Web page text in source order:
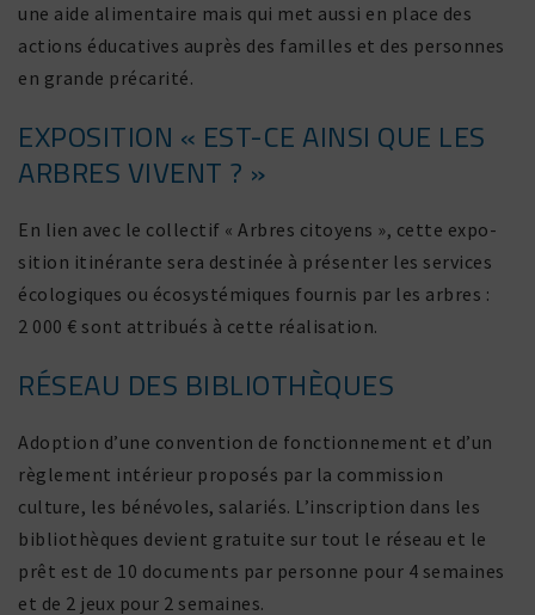
une aide alimen­taire mais qui met aussi en place des
actions éduca­tives auprès des familles et des personnes
en grande précarité.
EXPOSITION « EST-CE AINSI QUE LES
ARBRES VIVENT ? »
En lien avec le collectif « Arbres citoyens », cette expo­
si­tion itiné­rante sera destinée à présenter les services
écolo­giques ou écosys­té­miques fournis par les arbres :
2 000 € sont attri­bués à cette réalisation.
RÉSEAU DES BIBLIOTHÈQUES
Adoption d’une conven­tion de fonc­tion­ne­ment et d’un
règle­ment inté­rieur proposés par la commis­sion
culture, les béné­voles, sala­riés. L’inscription dans les
biblio­thèques devient gratuite sur tout le réseau et le
prêt est de 10 docu­ments par personne pour 4 semaines
et de 2 jeux pour 2 semaines.